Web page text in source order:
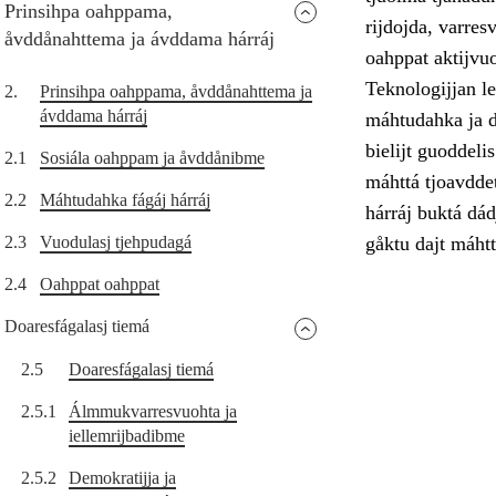
Prinsihpa oahppama,
åvddånahttema ja ávddama hárráj
2.
Prinsihpa oahppama, åvddånahttema ja
ávddama hárráj
2.1 Sosiála oahppam ja åvddånibme
2.2 Máhtudahka fágáj hárráj
2.3 Vuodulasj tjehpudagá
2.4 Oahppat oahppat
Doaresfágalasj tiemá
2.5 Doaresfágalasj tiemá
2.5.1
Álmmukvarresvuohta ja
iellemrijbadibme
2.5.2
Demokratijja ja
rijdojda,
oahppat
Teknologijjan
máhtudahka ja
bielijt
máhttá
hárráj buktá
gåktu dajt